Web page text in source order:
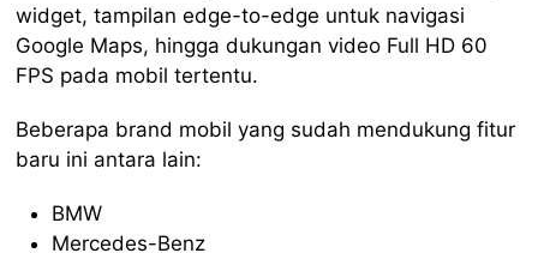
widget, tampilan edge-to-edge untuk navigasi
Google Maps, hingga dukungan video Full HD 60
FPS pada mobil tertentu.
Beberapa brand mobil yang sudah mendukung fitur
baru ini antara lain:
BMW
Mercedes-Benz